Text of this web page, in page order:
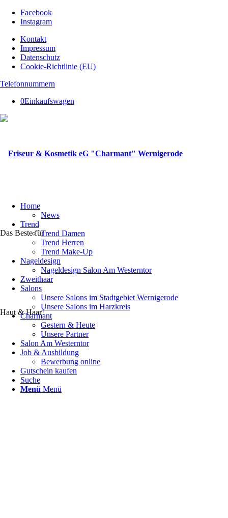
Facebook
Instagram
Kontakt
Impressum
Datenschutz
Cookie-Richtlinie (EU)
Telefonnummern
0Einkaufswagen
Das Beste für
Haut & Haar!
Home
News
Trend
Trend Damen
Trend Herren
Trend Make-Up
Nageldesign
Nageldesign Salon Am Westerntor
Zweithaar
Salons
Unsere Salons im Stadtgebiet Wernigerode
Unsere Salons im Harzkreis
Charmant
Gestern & Heute
Unsere Partner
Salon Am Westerntor
Job & Ausbildung
Bewerbung online
Gutschein kaufen
Suche
Menü Menü